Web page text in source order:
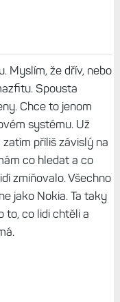
Myslím, že dřív, nebo
Spousta
Chce to jenom
systému. Už
příliš závislý na
co hledat a co
zmiňovalo. Všechno
jako Nokia. Ta taky
to, co lidi chtěli a